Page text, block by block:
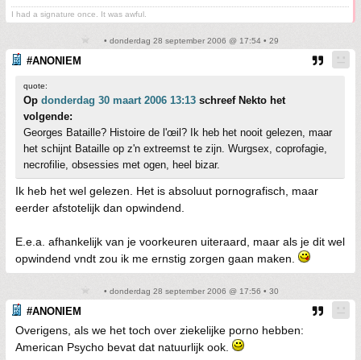
I had a signature once. It was awful.
• donderdag 28 september 2006 @ 17:54 • 29
#ANONIEM
quote:
Op donderdag 30 maart 2006 13:13 schreef Nekto het
volgende:
Georges Bataille? Histoire de l'œil? Ik heb het nooit gelezen, maar
het schijnt Bataille op z'n extreemst te zijn. Wurgsex, coprofagie,
necrofilie, obsessies met ogen, heel bizar.
Ik heb het wel gelezen. Het is absoluut pornografisch, maar
eerder afstotelijk dan opwindend.
E.e.a. afhankelijk van je voorkeuren uiteraard, maar als je dit wel
opwindend vndt zou ik me ernstig zorgen gaan maken.
• donderdag 28 september 2006 @ 17:56 • 30
#ANONIEM
Overigens, als we het toch over ziekelijke porno hebben:
American Psycho bevat dat natuurlijk ook.